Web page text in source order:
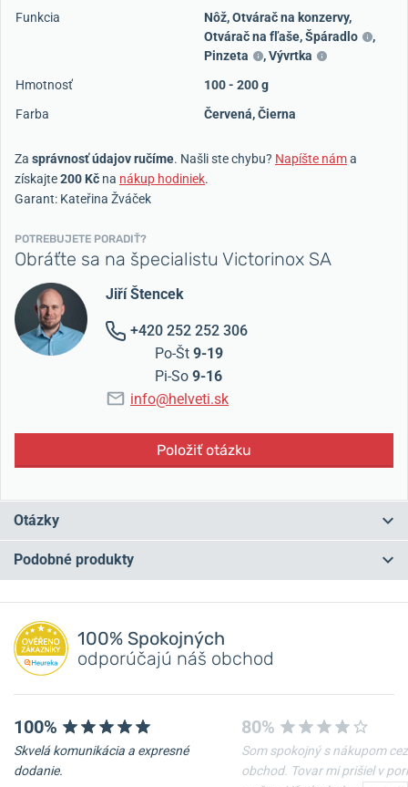
Funkcia
Nôž,Otvárač na konzervy,
Otvárač na fľaše,Špáradlo
,
Pinzeta
,Vývrtka
Hmotnosť
100 - 200 g
Farba
Červená,Čierna
Za správnosť údajov ručíme. Našli ste chybu? Napíšte náma
získajte200 Kč na nákup hodiniek.
Garant: Kateřina Žváček
POTREBUJETE PORADIŤ?
Obráťte sa na špecialistu Victorinox SA
Jiří Štencek
+420 252 252 306
Po-Št 9-19
Pi-So 9-16
info@helveti.sk
Položiť otázku
Otázky
Máte otázku? Zanechajte nám komentár
Pridať dotaz
Podobné produkty
-10%
100% Spokojných
odporúčajú náš obchod
100%
Skvelá komunikácia a expresné
dodanie.
80%
Som spokojný s nákupom cez
obchod. Tovar mi prišiel v